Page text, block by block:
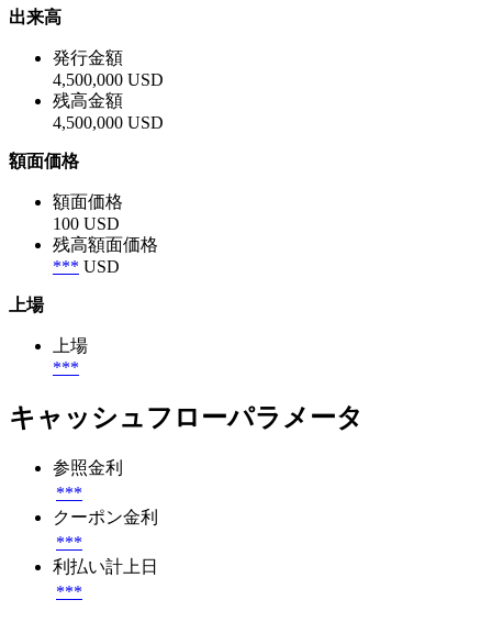
出来高
発行金額
4,500,000 USD
残高金額
4,500,000 USD
額面価格
額面価格
100 USD
残高額面価格
*** USD
上場
上場
***
キャッシュフローパラメータ
参照金利
***
クーポン金利
***
利払い計上日
***